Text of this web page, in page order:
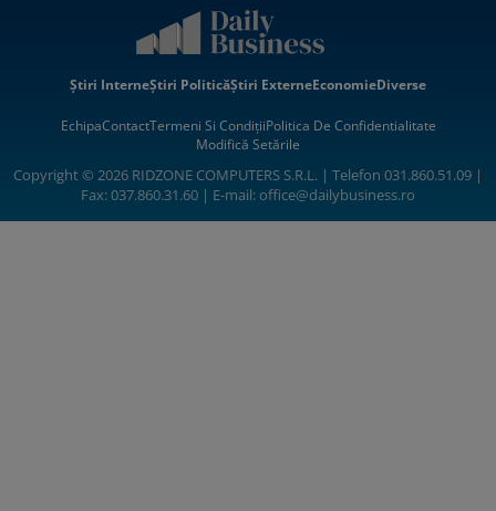
Știri InterneȘtiri PoliticăȘtiri ExterneEconomieDiverse
EchipaContactTermeni Si CondițiiPolitica De Confidentialitate
Modifică Setările
Copyright © 2026 RIDZONE COMPUTERS S.R.L. | Telefon 031.860.51.09 |
Fax: 037.860.31.60 | E-mail:office@dailybusiness.ro